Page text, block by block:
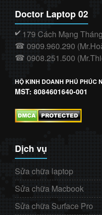
Doctor Laptop 02
✔️ 179 Cách Mạng
☎ 0909.960.290
☎ 0908.251.500
HỘ KINH DOANH PHÚ PHÚC
MST: 8084601640-001
Dịch vụ
Sửa chữa laptop
Sửa chữa Macbook
Sửa chữa Surface Pro